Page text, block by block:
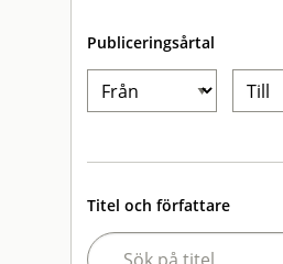
Publiceringsårtal
Titel och författare